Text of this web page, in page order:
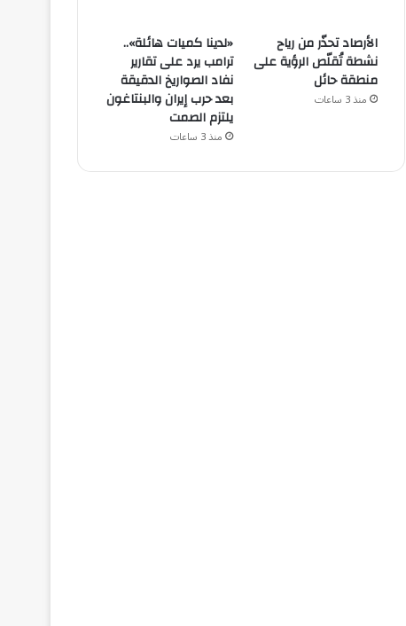
الأرصاد تحذّر من رياح
نشطة تُقلّص الرؤية على
منطقة حائل
منذ 3 ساعات
«لدينا كميات هائلة»..
ترامب يرد على تقارير
نفاد الصواريخ الدقيقة
بعد حرب إيران والبنتاغون
يلتزم الصمت
منذ 3 ساعات